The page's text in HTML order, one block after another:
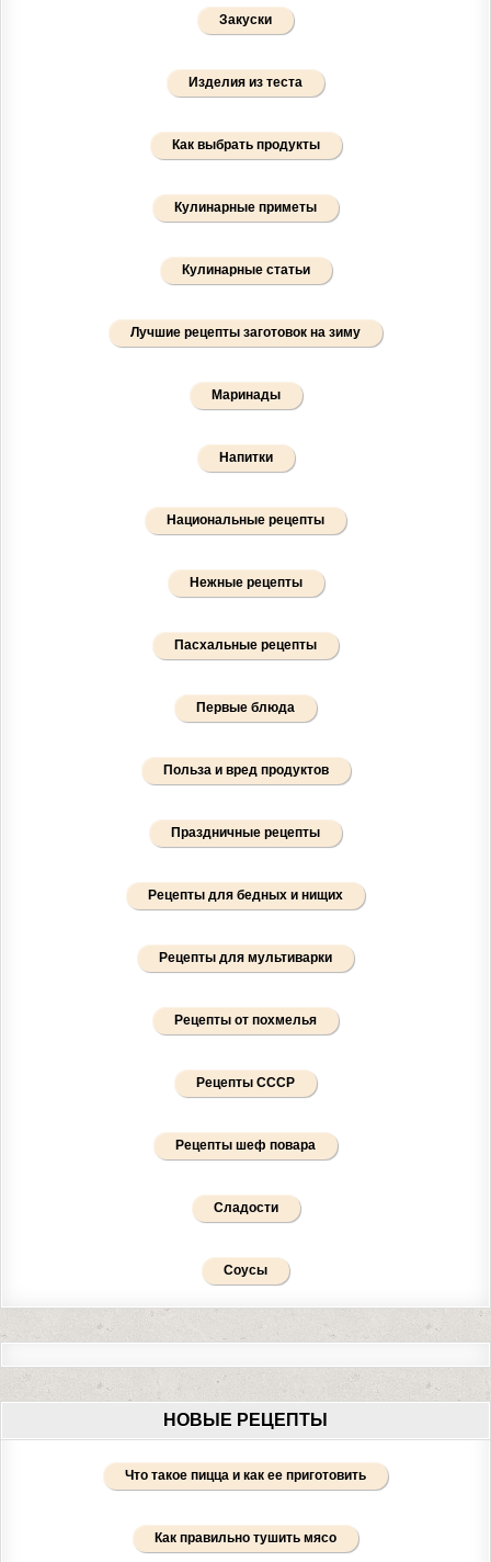
Закуски
Изделия из теста
Как выбрать продукты
Кулинарные приметы
Кулинарные статьи
Лучшие рецепты заготовок на зиму
Маринады
Напитки
Национальные рецепты
Нежные рецепты
Пасхальные рецепты
Первые блюда
Польза и вред продуктов
Праздничные рецепты
Рецепты для бедных и нищих
Рецепты для мультиварки
Рецепты от похмелья
Рецепты СССР
Рецепты шеф повара
Сладости
Соусы
НОВЫЕ РЕЦЕПТЫ
Что такое пицца и как ее приготовить
Как правильно тушить мясо